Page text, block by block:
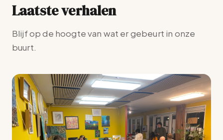
Laatste verhalen
Blijf op de hoogte van wat er gebeurt in onze
buurt.